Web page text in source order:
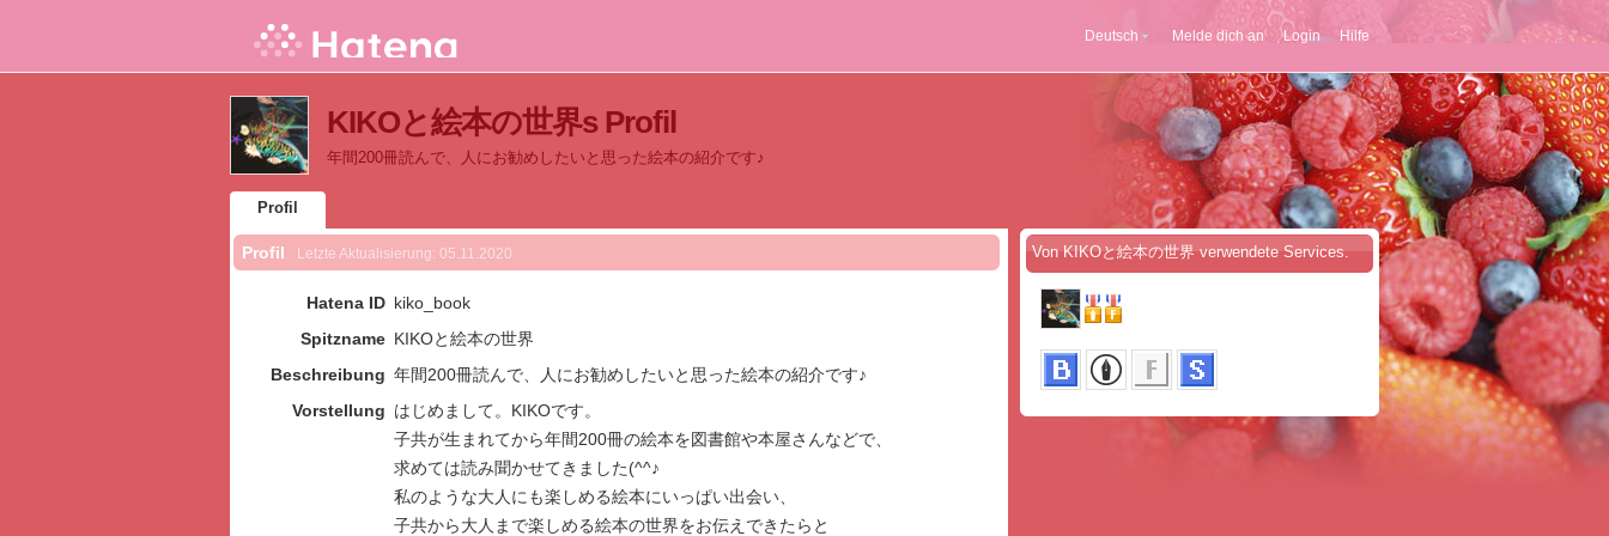
Deutsch Melde dich an Login Hilfe
KIKOと絵本の世界s Profil
年間200冊読んで、人にお勧めしたいと思った絵本の紹介です♪
Profil
Profil Letzte Aktualisierung: 05.11.2020
Hatena ID kiko_book
Spitzname KIKOと絵本の世界
Beschreibung 年間200冊読んで、人にお勧めしたいと思った絵本の紹介です♪
Vorstellung はじめまして。KIKOです。
子共が生まれてから年間200冊の絵本を図書館や本屋さんなどで、
求めては読み聞かせてきました(^^♪
私のような大人にも楽しめる絵本にいっぱい出会い、
子共から大人まで楽しめる絵本の世界をお伝えできたらと
Von KIKOと絵本の世界 verwendete Services.